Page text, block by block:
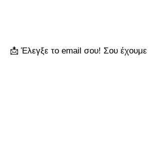
📩 Έλεγξε το email σου! Σου έχουμε